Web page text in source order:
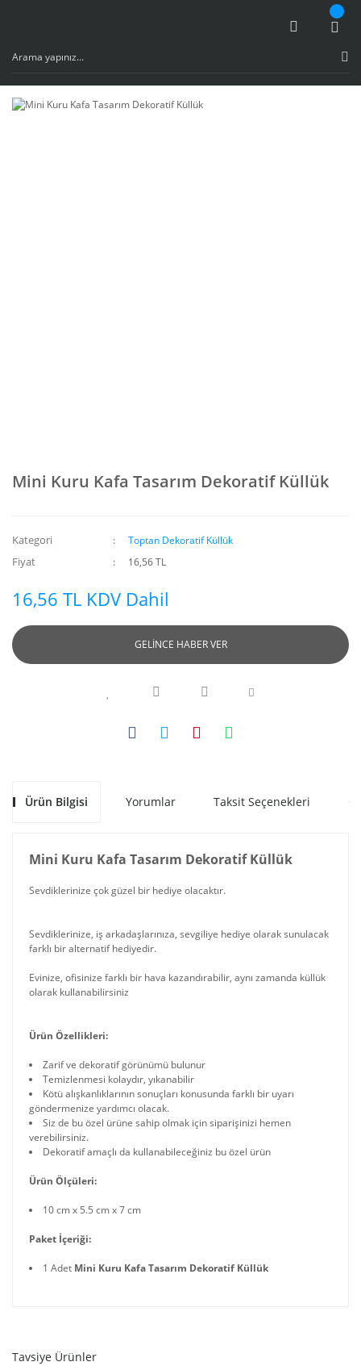
Mini Kuru Kafa Tasarım Dekoratif Küllük
Kategori Toptan Dekoratif Küllük
Fiyat 16,56 TL
16,56 TL KDV Dahil
GELİNCE HABER VER
Ürün Bilgisi Yorumlar Taksit Seçenekleri
Mini Kuru Kafa Tasarım Dekoratif Küllük
Sevdiklerinize çok güzel bir hediye olacaktır.
Sevdiklerinize, iş arkadaşlarınıza, sevgiliye hediye olarak sunulacak
farklı bir alternatif hediyedir.
Evinize, ofisinize farklı bir hava kazandırabilir, aynı zamanda küllük
olarak kullanabilirsiniz
Ürün Özellikleri:
Zarif ve dekoratif görünümü bulunur
Temizlenmesi kolaydır, yıkanabilir
Kötü alışkanlıklarının sonuçları konusunda farklı bir uyarı
göndermenize yardımcı olacak.
Siz de bu özel ürüne sahip olmak için siparişinizi hemen
verebilirsiniz.
Dekoratif amaçlı da kullanabileceğiniz bu özel ürün
Ürün Ölçüleri:
10 cm x 5.5 cm x 7 cm
Paket İçeriği:
1 Adet Mini Kuru Kafa Tasarım Dekoratif Küllük
Tavsiye Ürünler